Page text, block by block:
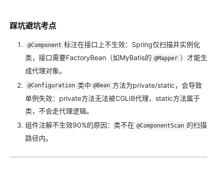
踩坑避坑考点
@Component 标注在接口上不生效：Spring仅扫描并实例化
类，接口需要FactoryBean（如MyBatis的 @Mapper ）才能生
成代理对象。
@Configuration 类中 @Bean 方法为private/static，会导致
单例失效：private方法无法被CGLIB代理，static方法属于
类，不会走代理逻辑。
组件注解不生效90%的原因：类不在 @ComponentScan 的扫描
路径内。